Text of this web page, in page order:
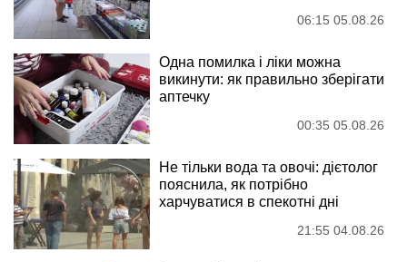
06:15 05.08.26
Одна помилка і ліки можна
викинути: як правильно зберігати
аптечку
00:35 05.08.26
Не тільки вода та овочі: дієтолог
пояснила, як потрібно
харчуватися в спекотні дні
21:55 04.08.26